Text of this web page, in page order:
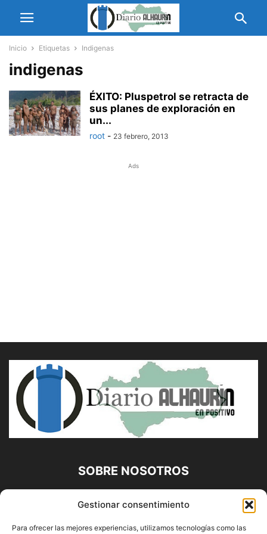
Gestionar consentimiento
Para ofrecer las mejores experiencias, utilizamos tecnologías como las
Inicio Etiquetas Indigenas
indigenas
ÉXITO: Pluspetrol se retracta de
sus planes de exploración en
un...
root - 23 febrero, 2013
Ads
SOBRE NOSOTROS
Diario Alhaurín (www.alhaurindelatorre.com) Propiedad de
Francisco E. López López | 639 95 71 95 | Noticias de
Alhaurín de la Torre, Málaga y Provincia|